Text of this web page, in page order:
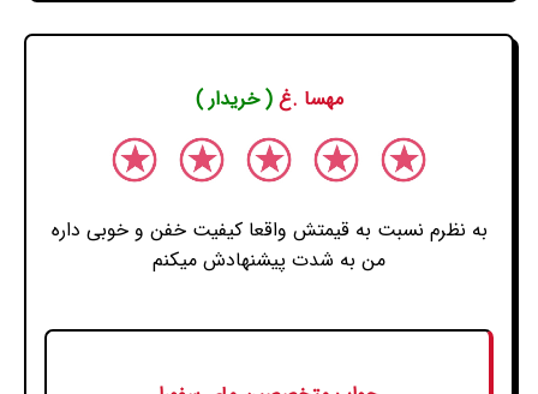
مهسا .غ( خریدار )
به نظرم نسبت به قیمتش واقعا کیفیت خفن و خوبی داره
من به شدت پیشنهادش میکنم